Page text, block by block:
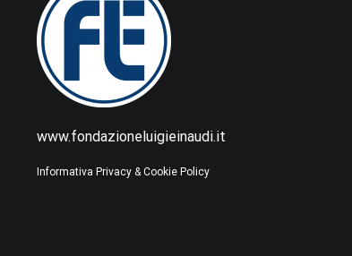
www.fondazioneluigieinaudi.it
Informativa Privacy & Cookie Policy